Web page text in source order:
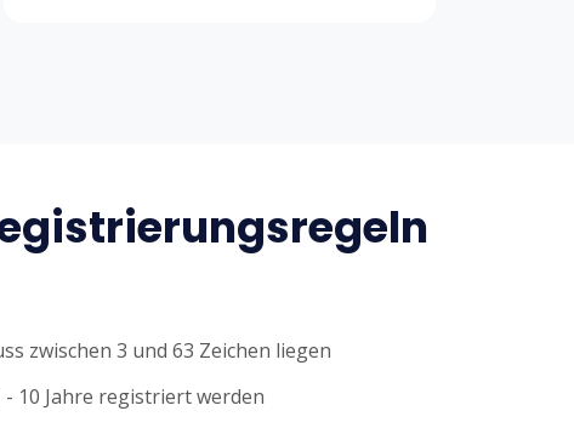
zwischen 3 und 63 Zeichen liegen
10 Jahre registriert werden